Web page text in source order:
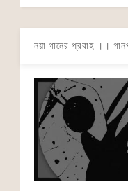
নয়া গানের প্রবাহ ।।